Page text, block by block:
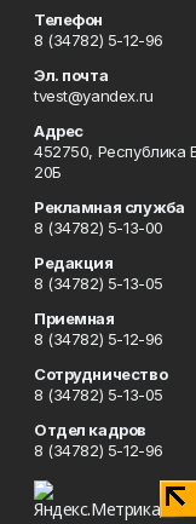
Телефон
8 (34782) 5-12-96
Эл. почта
tvest@yandex.ru
Адрес
452750, Республика
20Б
Рекламная служба
8 (34782) 5-13-00
Редакция
8 (34782) 5-13-05
Приемная
8 (34782) 5-12-96
Сотрудничество
8 (34782) 5-13-05
Отдел кадров
8 (34782) 5-12-96